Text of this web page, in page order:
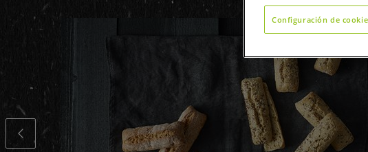
LALORRAINE.CAROUSEL.PREVIOUSSLIDE
aceite de
de
de alta
Configuración de